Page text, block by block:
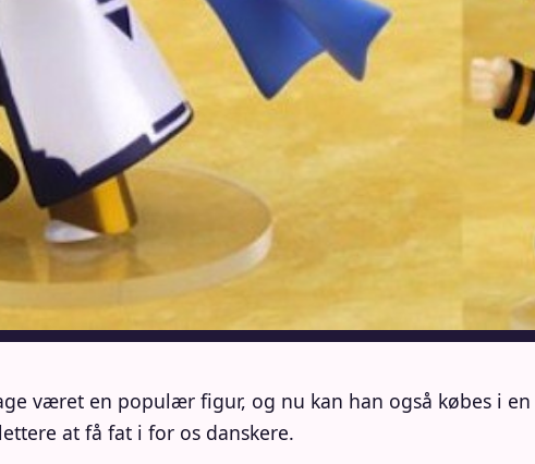
været en populær figur, og nu kan han også købes i
at få fat i for os danskere.